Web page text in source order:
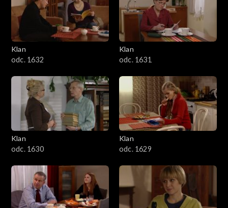
Klan
odc. 1632
Klan
odc. 1631
Klan
odc. 1630
Klan
odc. 1629